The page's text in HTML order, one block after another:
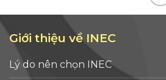
Giới thiệu về INEC
Lý do nên chọn INEC